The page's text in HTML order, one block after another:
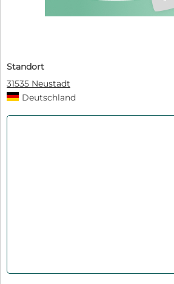
Standort
31535 Neustadt
Deutschland